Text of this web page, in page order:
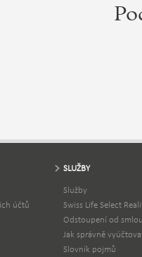
účtů
SLUŽBY
Služby
Swiss Life Select
Odstoupení od
Jak správně
Slovník pojmů